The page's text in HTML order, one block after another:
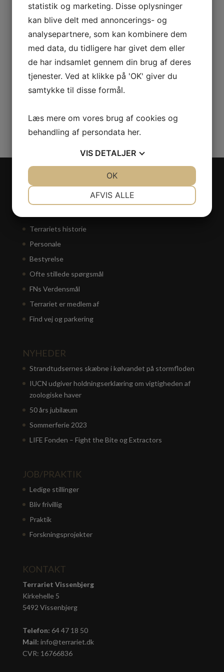
LIFE Fonden – Fight the Bite og Extractors
Koelbjergmanden & Istiden
SPONSORER
Sponsorer
Naturbevarelse
Bliv sponsor
Større Projekter
OM TERRARIET
Åbningstider
Terrariets historie
Personale
Bestyrelse
Ofte stillede spørgsmål
FNs Verdensmål
Terrariet er medlem af
Find vej og parkering
NYHEDER
Strandtudsernes skæbne i kølvandet på stormfloden
IUCN udgiver holdningserklæring om vigtigheden af
zoologiske haver
50 års jubilæum
Sommerferie 2023
LIFE Fonden – Fight the Bite og Extractors
JOB/PRAKTIK
Ledige stillinger
Bliv frivillig
Praktik
Forskningsprojekter
KONTAKT
Terrariet Vissenbjerg
Kirkehelle 5
5492 Vissenbjerg
Telefon: 64 47 18 50
Mail: info@terrariet.dk
CVR: 16766836
statistik og marketing. Disse oplysninger
kan blive delt med annoncerings- og
analysepartnere, som kan kombinere dem
med data, du tidligere har givet dem eller
de har indsamlet gennem din brug af deres
tjenester. Ved at klikke på 'OK' giver du
samtykke til disse formål.
Læs mere om vores brug af cookies og
behandling af persondata her.
VIS DETALJER
MARKETING
AFVIS ALLE
OK